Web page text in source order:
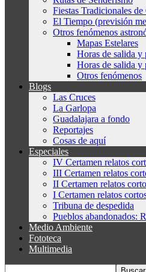
Fiestas Tradicionales de
El Tiempo (previsión
Otros fenómenos
Mapas Estelares
Horas de salida y
Horas de salida y
Otros fenómenos
Blogs
Las Cruces
La Garlopa
Guadalajara a fondo
Reportajes
Cosas de aquí
Especiales
IV Certamen relatos
III Certamen relatos
II Certamen relatos
I Certamen relatos
Tribuna de despedida
Pueblos abandonados:
Medio Ambiente
Fototeca
Multimedia